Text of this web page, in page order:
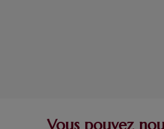
Vous pouvez